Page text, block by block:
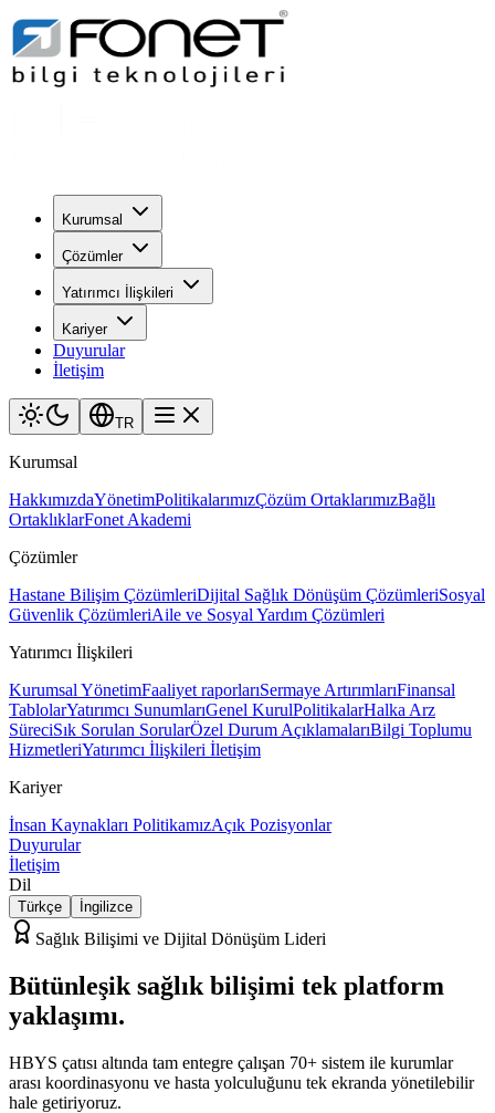
Kurumsal
Çözümler
Yatırımcı İlişkileri
Kariyer
Duyurular
İletişim
TR
Kurumsal
HakkımızdaYönetimPolitikalarımızÇözüm OrtaklarımızBağlı
OrtaklıklarFonet Akademi
Çözümler
Hastane Bilişim ÇözümleriDijital Sağlık Dönüşüm ÇözümleriSosyal
Güvenlik ÇözümleriAile ve Sosyal Yardım Çözümleri
Yatırımcı İlişkileri
Kurumsal YönetimFaaliyet raporlarıSermaye ArtırımlarıFinansal
TablolarYatırımcı SunumlarıGenel KurulPolitikalarHalka Arz
SüreciSık Sorulan SorularÖzel Durum AçıklamalarıBilgi Toplumu
HizmetleriYatırımcı İlişkileri İletişim
Kariyer
İnsan Kaynakları PolitikamızAçık Pozisyonlar
Duyurular
İletişim
Dil
Türkçe İngilizce
Sağlık Bilişimi ve Dijital Dönüşüm Lideri
Bütünleşik sağlık bilişimi tek platform
yaklaşımı.
HBYS çatısı altında tam entegre çalışan 70+ sistem ile kurumlar
arası koordinasyonu ve hasta yolculuğunu tek ekranda yönetilebilir
hale getiriyoruz.